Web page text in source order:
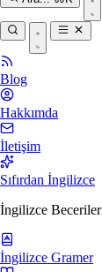
Blog
Hakkımda
İletişim
Sıfırdan İngilizce
İngilizce
İngilizce Gramer